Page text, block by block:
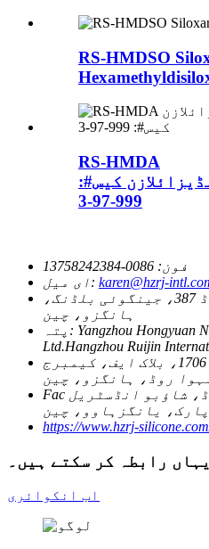
RS-HMDSO
RS-HMDA
کیس#:
999-97-3
فون: 0086-13758242384
ای میل: karen@hzrj-
کمرہ 1303، گڈون روڈ 387، جینگوئی بلڈنگ،
ہانگزو، چین
پتہ: Yangzhou Hongyuan
Ltd.Hangzhou Ruijin
کمرہ 1706، بلاک ایف، کیمبرج
شاؤبو انڈسٹریل
پارک، یانگزہاوو، چین
https://www.hzrj-
رابطہ کر سکتے ہیں۔
اب انکوائری